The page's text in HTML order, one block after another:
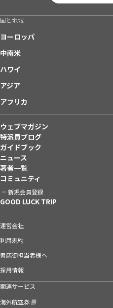
国と地域
ヨーロッパ
中南米
ハワイ
アジア
アフリカ
ウェブマガジン
特派員ブログ
ガイドブック
ニュース
著者一覧
コミュニティ
新規会員登録
GOOD LUCK TRIP
運営会社
利用規約
書店御担当者様へ
採用情報
関連サービス
海外航空券